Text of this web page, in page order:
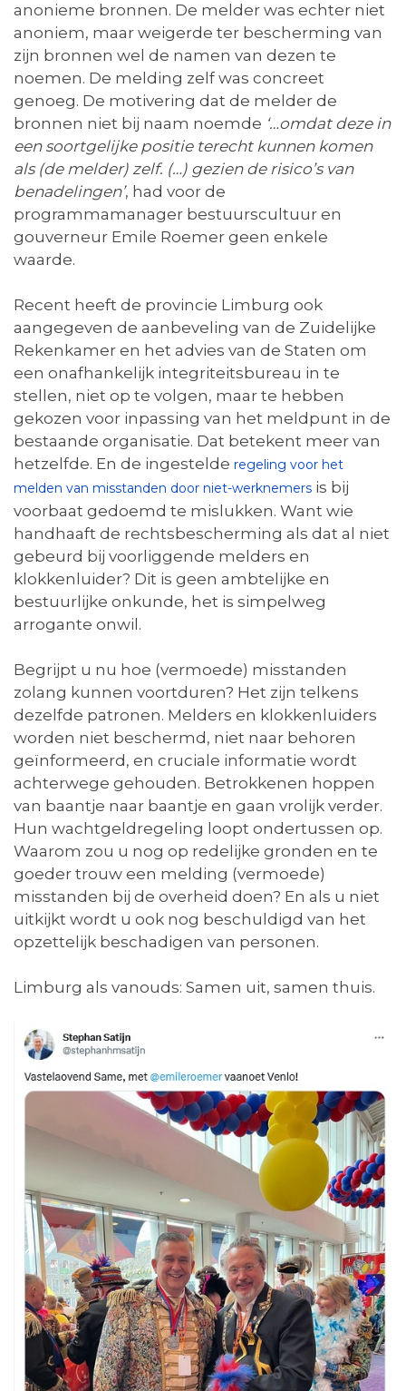
anonieme bronnen. De melder was echter niet
anoniem, maar weigerde ter bescherming van
zijn bronnen wel de namen van dezen te
noemen. De melding zelf was concreet
genoeg. De motivering dat de melder de
bronnen niet bij naam noemde ‘…omdat deze in
een soortgelijke positie terecht kunnen komen
als (de melder) zelf. (…) gezien de risico’s van
benadelingen’, had voor de
programmamanager bestuurscultuur en
gouverneur Emile Roemer geen enkele
waarde.
Recent heeft de provincie Limburg ook
aangegeven de aanbeveling van de Zuidelijke
Rekenkamer en het advies van de Staten om
een onafhankelijk integriteitsbureau in te
stellen, niet op te volgen, maar te hebben
gekozen voor inpassing van het meldpunt in de
bestaande organisatie. Dat betekent meer van
hetzelfde. En de ingestelde regeling voor het
melden van misstanden door niet-werknemers is bij
voorbaat gedoemd te mislukken. Want wie
handhaaft de rechtsbescherming als dat al niet
gebeurd bij voorliggende melders en
klokkenluider? Dit is geen ambtelijke en
bestuurlijke onkunde, het is simpelweg
arrogante onwil.
Begrijpt u nu hoe (vermoede) misstanden
zolang kunnen voortduren? Het zijn telkens
dezelfde patronen. Melders en klokkenluiders
worden niet beschermd, niet naar behoren
geïnformeerd, en cruciale informatie wordt
achterwege gehouden. Betrokkenen hoppen
van baantje naar baantje en gaan vrolijk verder.
Hun wachtgeldregeling loopt ondertussen op.
Waarom zou u nog op redelijke gronden en te
goeder trouw een melding (vermoede)
misstanden bij de overheid doen? En als u niet
uitkijkt wordt u ook nog beschuldigd van het
opzettelijk beschadigen van personen.
Limburg als vanouds: Samen uit, samen thuis.